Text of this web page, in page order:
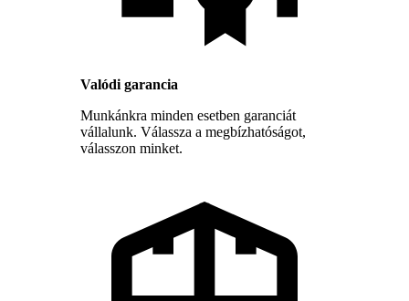
Valódi garancia
Munkánkra minden esetben garanciát
vállalunk. Válassza a megbízhatóságot,
válasszon minket.